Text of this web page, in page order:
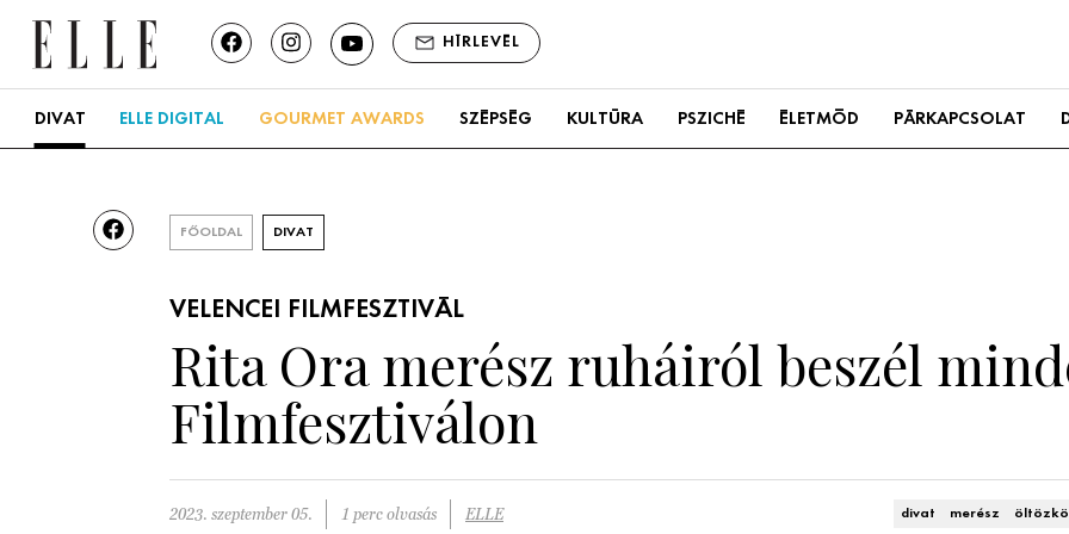
HÍRLEVÉL
DIVAT ELLE DIGITAL GOURMET AWARDS SZÉPSÉG KULTÚRA PSZICHÉ ÉLETMÓD PÁRKAPCSOLAT
FŐOLDAL DIVAT
VELENCEI FILMFESZTIVÁL
Rita Ora merész ruháiról beszél
Filmfesztiválon
2023. szeptember 05. 1 perc olvasás ELLE divat merész